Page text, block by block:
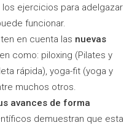
ejercicios para adelgazar
funcionar.
en cuenta las nuevas
como: piloxing (Pilates y
rápida), yoga-fit (yoga y
muchos otros.
avances de forma
demuestran que esta